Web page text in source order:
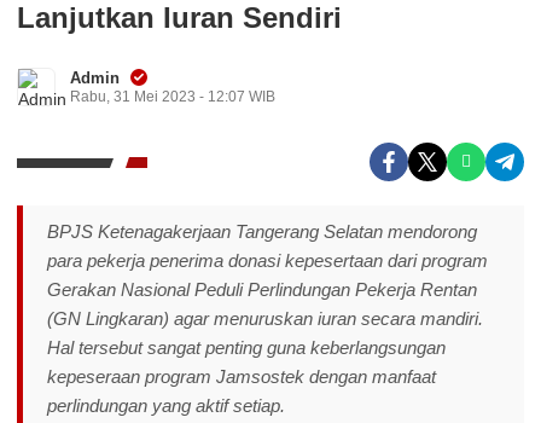
Lanjutkan Iuran Sendiri
Admin
Rabu, 31 Mei 2023 - 12:07 WIB
BPJS Ketenagakerjaan Tangerang Selatan mendorong
para pekerja penerima donasi kepesertaan dari program
Gerakan Nasional Peduli Perlindungan Pekerja Rentan
(GN Lingkaran) agar menuruskan iuran secara mandiri.
Hal tersebut sangat penting guna keberlangsungan
kepeseraan program Jamsostek dengan manfaat
perlindungan yang aktif setiap.